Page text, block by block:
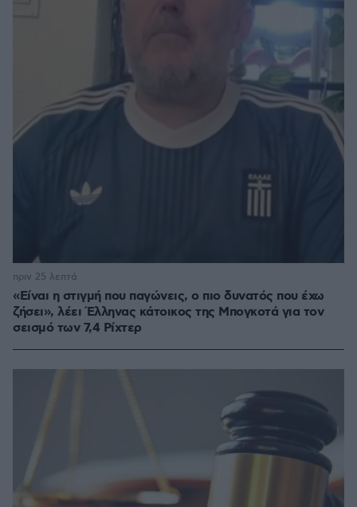
«Είναι η στιγμή που παγώνεις, ο πιο δυνατός που έχω
ζήσει», λέει Έλληνας κάτοικος της Μπογκοτά για τον
σεισμό των 7,4 Ρίχτερ
πριν 25 λεπτά